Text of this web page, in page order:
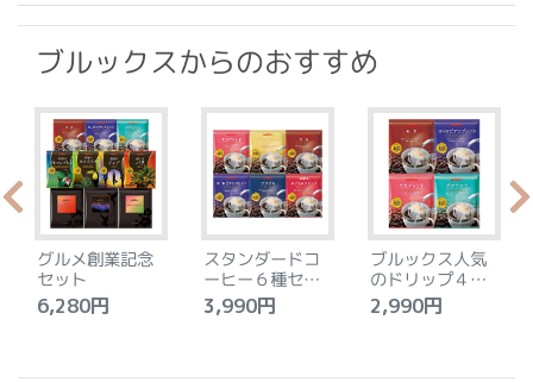
ブルックスからのおすすめ
グルメ創業記念
セット
6,280円
スタンダードコ
ーヒー６種セッ
ト
3,990円
ブルックス人気
のドリップ４種
セット
2,990円